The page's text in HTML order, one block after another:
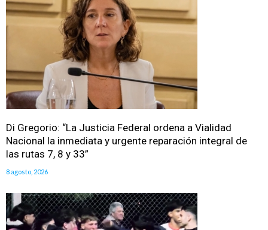
Di Gregorio: “La Justicia Federal ordena a Vialidad
Nacional la inmediata y urgente reparación integral de
las rutas 7, 8 y 33”
8 agosto, 2026